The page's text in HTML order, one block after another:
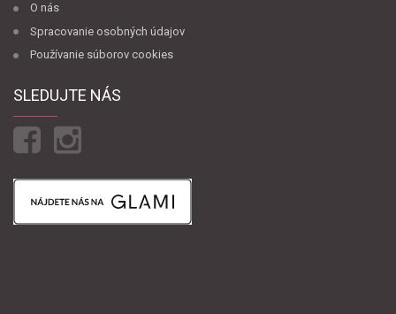
O nás
Spracovanie osobných údajov
Používanie súborov cookies
SLEDUJTE NÁS